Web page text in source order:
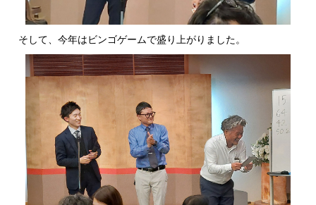
そして、今年はビンゴゲームで盛り上がりました。